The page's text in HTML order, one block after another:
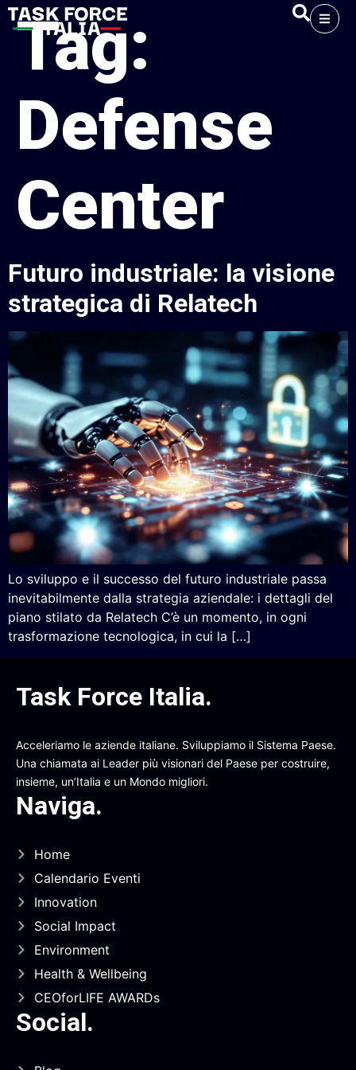
Tag:
Defense
Center
Futuro industriale: la visione
strategica di Relatech
Lo sviluppo e il successo del futuro industriale passa
inevitabilmente dalla strategia aziendale: i dettagli del
piano stilato da Relatech C’è un momento, in ogni
trasformazione tecnologica, in cui la […]
Task Force Italia.
Acceleriamo le aziende italiane. Sviluppiamo il Sistema Paese.
Una chiamata ai Leader più visionari del Paese per costruire,
insieme, un’Italia e un Mondo migliori.
Naviga.
Home
Calendario Eventi
Innovation
Social Impact
Environment
Health & Wellbeing
CEOforLIFE AWARDs
Social.